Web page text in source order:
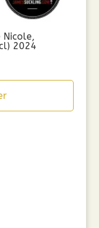
Nicole,
2024